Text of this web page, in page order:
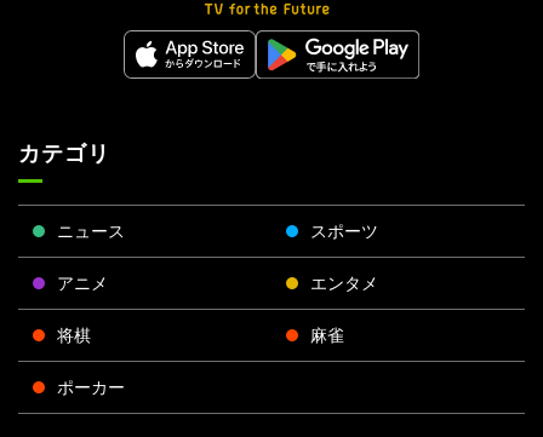
カテゴリ
ニュース スポーツ
アニメ エンタメ
将棋 麻雀
ポーカー